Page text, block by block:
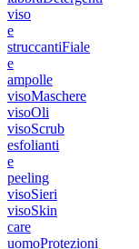
viso
e
struccantiFiale
e
ampolle
visoMaschere
visoOli
visoScrub
esfolianti
e
peeling
visoSieri
visoSkin
care
uomoProtezioni